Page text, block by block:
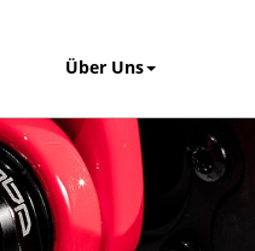
Über Uns